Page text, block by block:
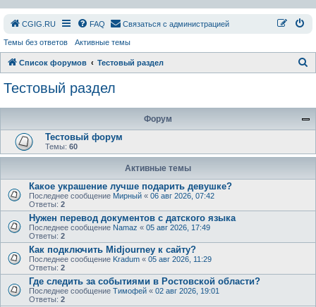
СGIG.RU FAQ Связаться с администрацией
Темы без ответов Активные темы
Список форумов Тестовый раздел
к
Тестовый раздел
Форум
Тестовый форум
Темы: 60
Активные темы
Какое украшение лучше подарить девушке?
Последнее сообщение Мирный « 06 авг 2026, 07:42
Ответы: 2
Нужен перевод документов с датского языка
Последнее сообщение Namaz « 05 авг 2026, 17:49
Ответы: 2
Как подключить Midjourney к сайту?
Последнее сообщение Kradum « 05 авг 2026, 11:29
Ответы: 2
Где следить за событиями в Ростовской области?
Последнее сообщение Тимофей « 02 авг 2026, 19:01
Ответы: 2